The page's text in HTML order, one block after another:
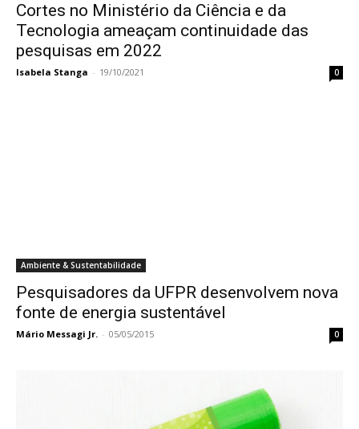
Cortes no Ministério da Ciência e da
Tecnologia ameaçam continuidade das
pesquisas em 2022
Isabela Stanga - 19/10/2021 0
Ambiente & Sustentabilidade
Pesquisadores da UFPR desenvolvem nova
fonte de energia sustentável
Mário Messagi Jr. - 05/05/2015 0